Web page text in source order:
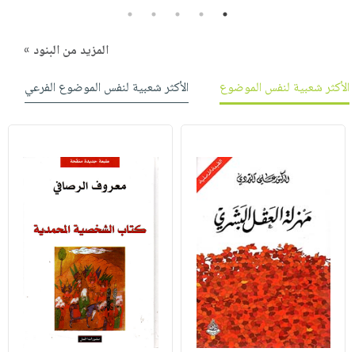
1
2
3
4
5
المزيد من البنود »
الأكثر شعبية لنفس الموضوع
الأكثر شعبية لنفس الموضوع الفرعي